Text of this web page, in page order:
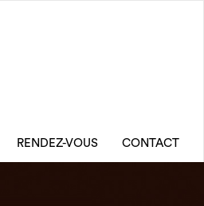
RENDEZ-VOUS CONTACT